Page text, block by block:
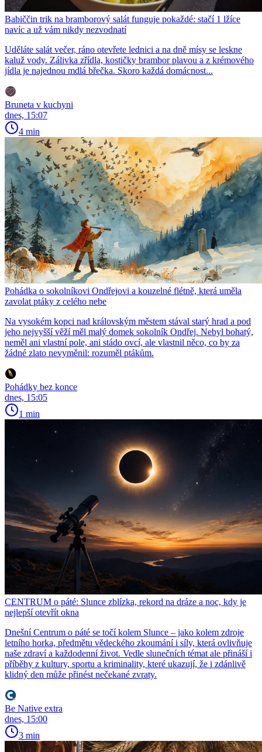
Babiččin trik na bramborový salát funguje pokaždé: stačí 1 lžíce
navíc a už vám nikdy nezvodnatí
Uděláte salát večer, ráno otevřete lednici a na dně mísy se leskne
kaluž vody. Zálivka zřídla, kostičky brambor plavou a z krémového
jídla je najednou mdlá břečka. Skoro každá domácnost...
Bruneta v kuchyni
dnes, 15:07
4 min
Pohádka o sokolníkovi Ondřejovi a kouzelné flétně, která uměla
zavolat ptáky z celého nebe
Na vysokém kopci nad královským městem stával starý hrad a pod
jeho nejvyšší věží měl malý domek sokolník Ondřej. Nebyl bohatý,
neměl ani vlastní pole, ani stádo ovcí, ale vlastnil něco, co by za
žádné zlato nevyměnil: rozuměl ptákům.
Pohádky bez konce
dnes, 15:05
1 min
CENTRUM o páté: Slunce zblízka, rekord na dráze a noc, kdy je
nejlepší otevřít okna
Dnešní Centrum o páté se točí kolem Slunce – jako kolem zdroje
letního horka, předmětu vědeckého zkoumání i síly, která ovlivňuje
naše zdraví a každodenní život. Vedle slunečních témat ale přináší i
příběhy z kultury, sportu a kriminality, které ukazují, že i zdánlivě
klidný den může přinést nečekané zvraty.
Be Native extra
dnes, 15:00
3 min